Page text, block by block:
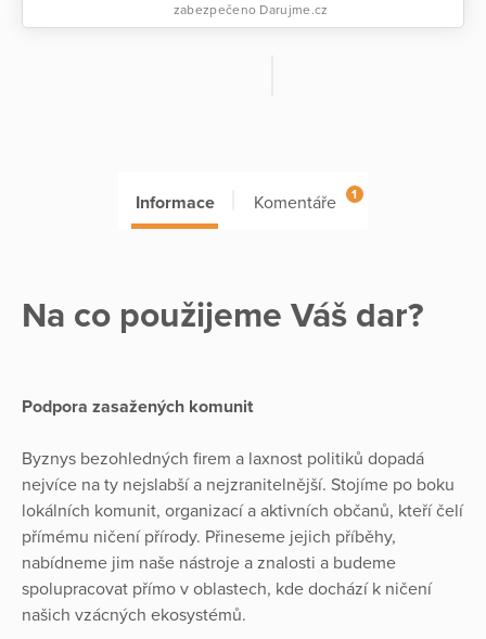
zabezpečeno Darujme.cz
Informace Komentáře 1
Na co použijeme Váš dar?
Podpora zasažených komunit
Byznys bezohledných firem a laxnost politiků dopadá
nejvíce na ty nejslabší a nejzranitelnější. Stojíme po boku
lokálních komunit, organizací a aktivních občanů, kteří čelí
přímému ničení přírody. Přineseme jejich příběhy,
nabídneme jim naše nástroje a znalosti a budeme
spolupracovat přímo v oblastech, kde dochází k ničení
našich vzácných ekosystémů.